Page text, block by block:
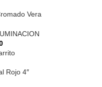
Vera
Rojo 4″